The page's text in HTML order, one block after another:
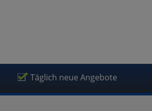
Täglich neue Angebote
Umfragetools